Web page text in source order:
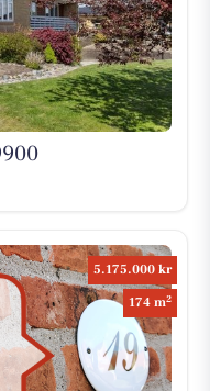
5.175.000 kr
174 m2